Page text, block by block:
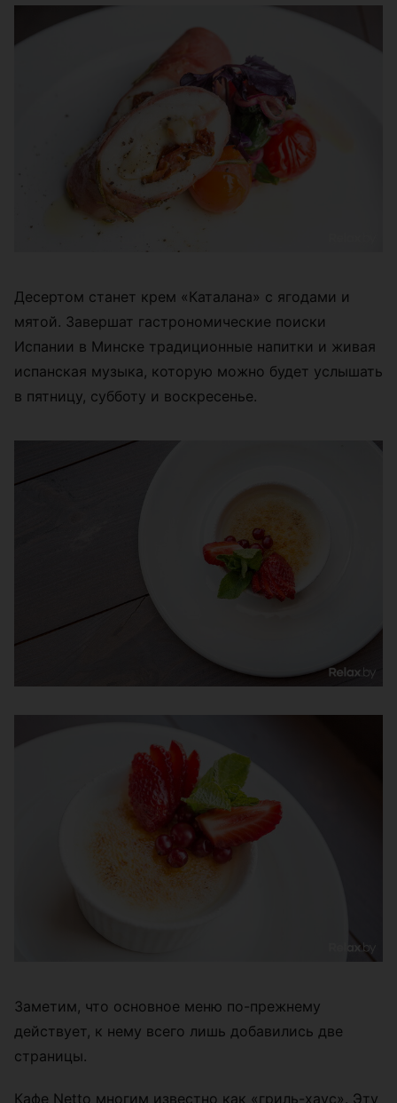
Десертом станет крем «Каталана» с ягодами и
мятой. Завершат гастрономические поиски
Испании в Минске традиционные напитки и живая
испанская музыка, которую можно будет услышать
в пятницу, субботу и воскресенье.
Заметим, что основное меню по-прежнему
действует, к нему всего лишь добавились две
страницы.
Кафе Netto многим известно как «гриль-хаус». Эту